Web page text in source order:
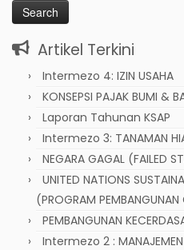
Artikel Terkini
Intermezo 4: IZIN USAHA
KONSEPSI PAJAK BUMI &
Laporan Tahunan KSAP
Intermezo 3: TANAMAN
NEGARA GAGAL (FAILED
UNITED NATIONS
(PROGRAM PEMBANGUNAN
PEMBANGUNAN
Intermezo 2 : MANAJEMEN